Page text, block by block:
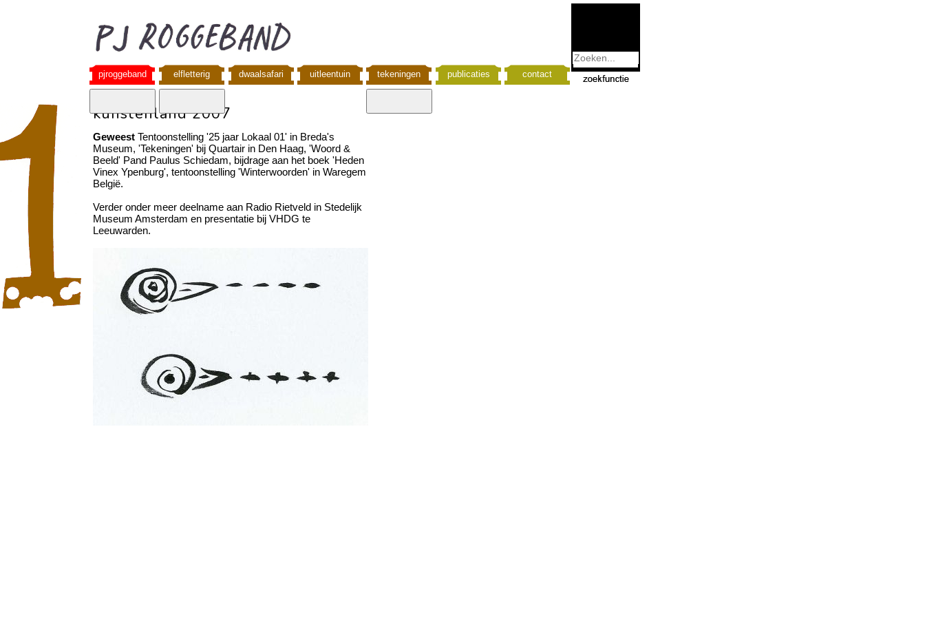
pjroggeband elfletterig dwaalsafari uitleentuin tekeningen publicaties contact
kunstenland 2007
Geweest Tentoonstelling '25 jaar Lokaal 01' in Breda's
Museum, 'Tekeningen' bij Quartair in Den Haag, 'Woord &
Beeld' Pand Paulus Schiedam, bijdrage aan het boek 'Heden
Vinex Ypenburg', tentoonstelling 'Winterwoorden' in Waregem
België.
Verder onder meer deelname aan Radio Rietveld in Stedelijk
Museum Amsterdam en presentatie bij VHDG te
Leeuwarden.